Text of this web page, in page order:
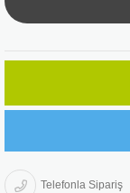
Telefonla Sipariş